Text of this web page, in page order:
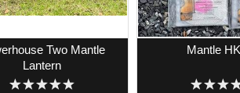
Two Mantle
Lantern
Mantle